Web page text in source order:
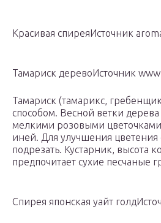
Красивая спиреяИсточник
Тамариск деревоИсточник
Тамариск (тамарикс,
способом. Весной ветки
мелкими розовыми
иней. Для улучшения
подрезать. Кустарник, высота
предпочитает сухие песчаные
Спирея японская уайт